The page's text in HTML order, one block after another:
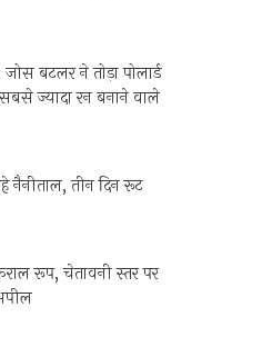
बटलर ने तोड़ा पोलार्ड
ज्यादा रन बनाने वाले
नैनीताल, तीन दिन रूट
रूप, चेतावनी स्तर पर